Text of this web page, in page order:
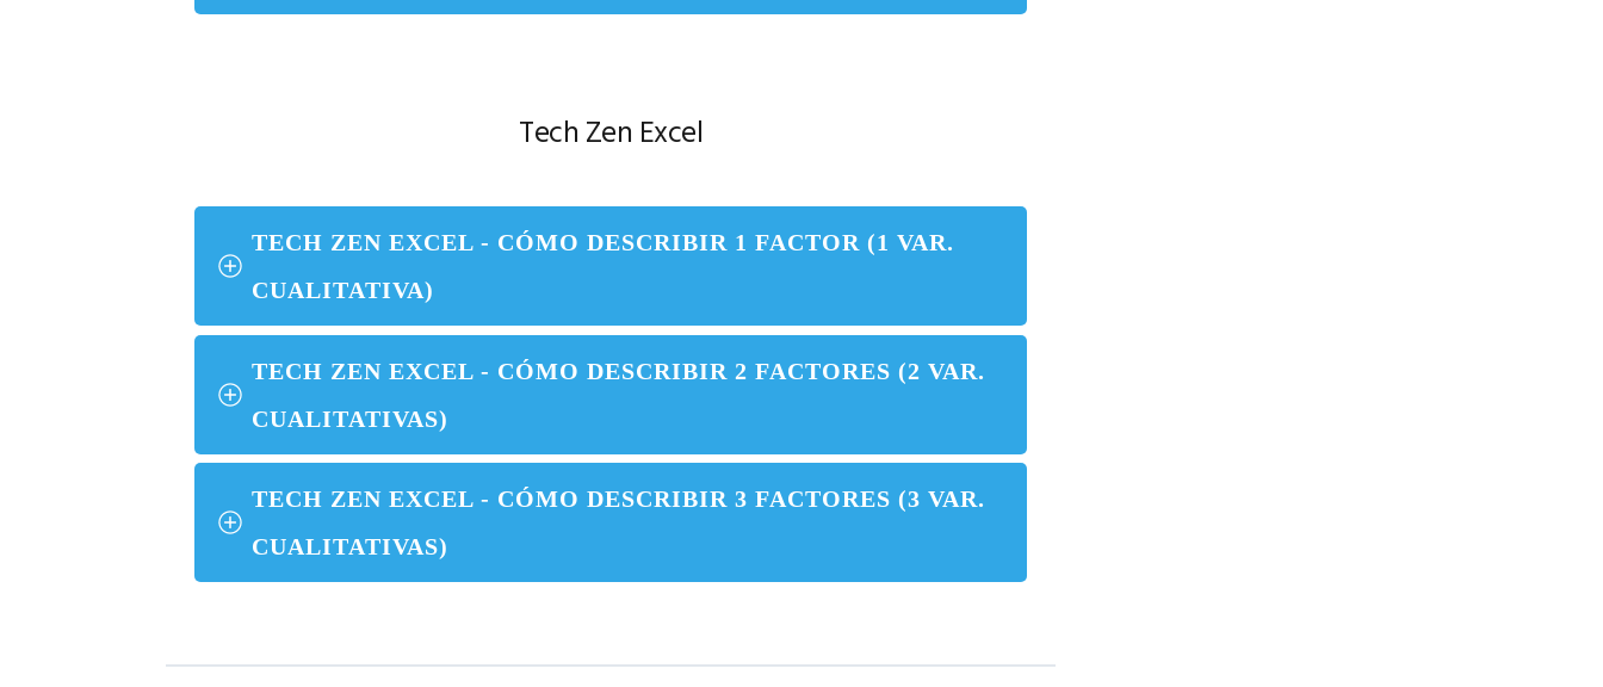
Tech Zen Excel
TECH ZEN EXCEL - CÓMO DESCRIBIR 1 FACTOR (1 VAR.
CUALITATIVA)
TECH ZEN EXCEL - CÓMO DESCRIBIR 2 FACTORES (2 VAR.
CUALITATIVAS)
TECH ZEN EXCEL - CÓMO DESCRIBIR 3 FACTORES (3 VAR.
CUALITATIVAS)